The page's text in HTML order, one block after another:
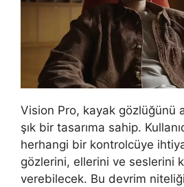
Vision Pro, kayak gözlüğünü
şık bir tasarıma sahip.
herhangi bir kontrolcüye
gözlerini, ellerini ve seslerini
verebilecek. Bu devrim